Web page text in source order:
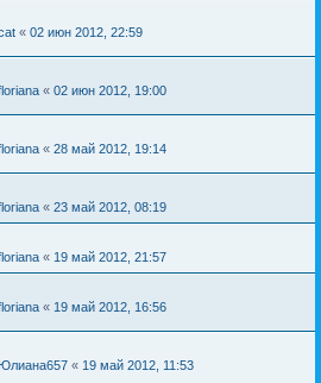
« 02 июн 2012, 22:59
« 02 июн 2012, 19:00
« 28 май 2012, 19:14
« 23 май 2012, 08:19
« 19 май 2012, 21:57
« 19 май 2012, 16:56
Юлиана657 « 19 май 2012, 11:53